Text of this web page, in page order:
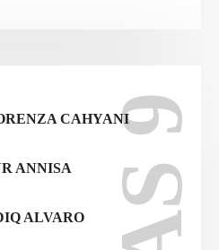
CAHYANI
ANNISA
ALVARO